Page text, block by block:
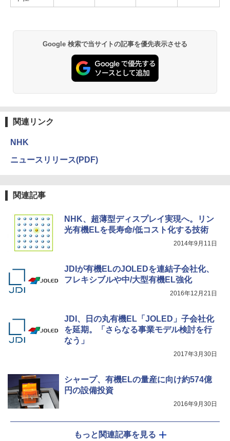
Google 検索で当サイトの記事を優先表示させる
関連リンク
NHK
ニュースリリース(PDF)
関連記事
NHK、超薄型ディスプレイ実現へ。リン
光有機ELを長寿命/低コスト化する技術
2014年9月11日
JDIが有機ELのJOLEDを連結子会社化、
フレキシブルや中/大型有機EL強化
2016年12月21日
JDI、日の丸有機EL「JOLED」子会社化
を延期。「さらなる事業モデル検討を行
なう」
2017年3月30日
シャープ、有機ELの量産に向け約574億
円の設備投資
2016年9月30日
もっと関連記事を見る